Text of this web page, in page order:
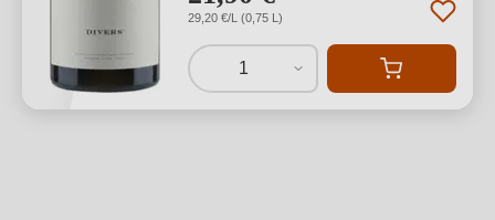
29,20 €/L (0,75 L)
1